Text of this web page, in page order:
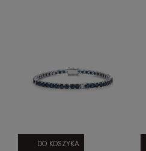
DO KOSZYKA